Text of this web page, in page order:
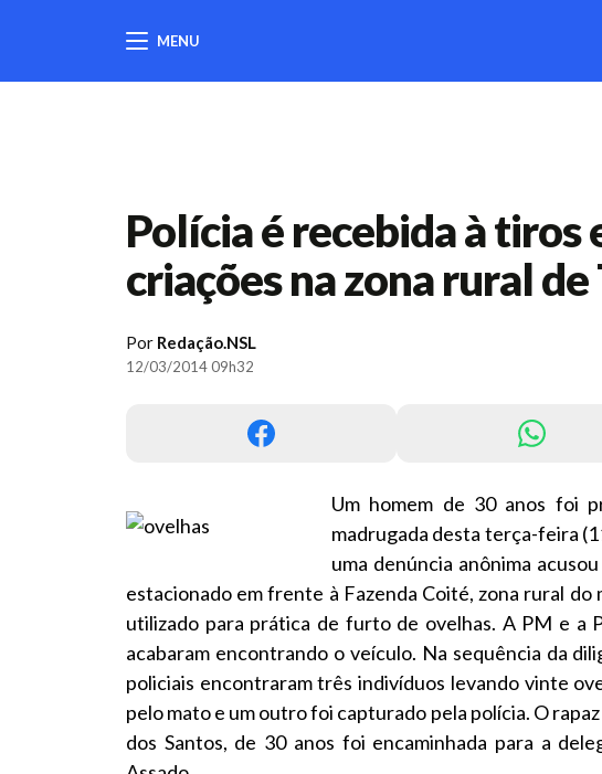
MENU
Polícia é recebida à tiros
criações na zona rural de
Por Redação.NSL
12/03/2014 09h32
Um homem de 30 anos foi
madrugada desta terça-feira
uma denúncia anônima
estacionado em frente à Fazenda Coité, zona rural
utilizado para prática de furto de ovelhas. A PM e a
acabaram encontrando o veículo. Na sequência da
policiais encontraram três indivíduos levando vinte
pelo mato e um outro foi capturado pela polícia. O
dos Santos, de 30 anos foi encaminhada para a